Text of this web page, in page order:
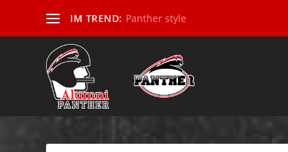
IM TREND: Panther style